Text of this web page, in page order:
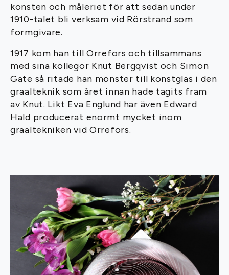
konsten och måleriet för att sedan under
1910-talet bli verksam vid Rörstrand som
formgivare.
1917 kom han till Orrefors och tillsammans
med sina kollegor Knut Bergqvist och Simon
Gate så ritade han mönster till konstglas i den
graalteknik som året innan hade tagits fram
av Knut. Likt Eva Englund har även Edward
Hald producerat enormt mycket inom
graaltekniken vid Orrefors.